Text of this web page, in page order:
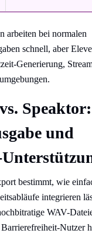
arbeiten bei normalen
schnell, aber
Generierung,
und
bestimmt, wie
integrieren
WAV-
Nutzer